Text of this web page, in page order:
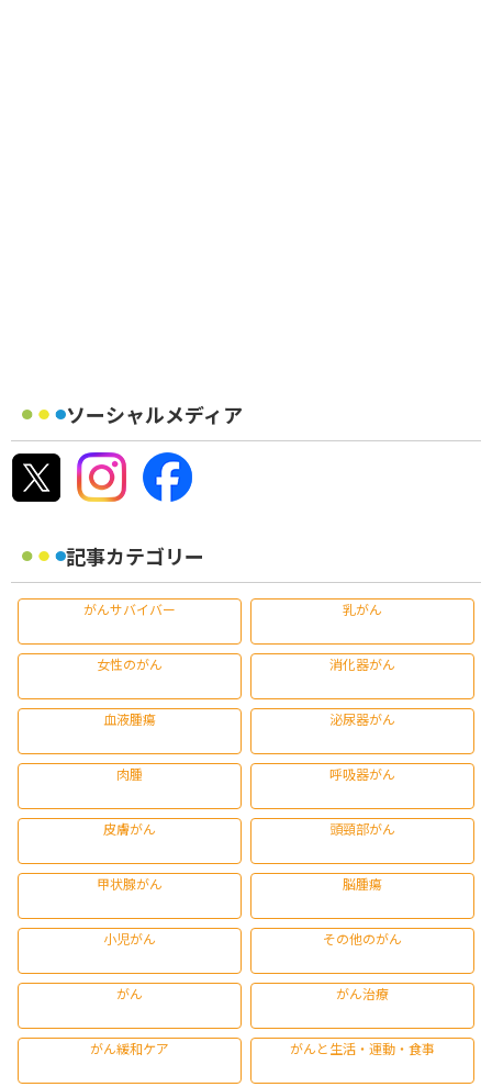
ソーシャルメディア
記事カテゴリー
がんサバイバー 乳がん
女性のがん 消化器がん
血液腫瘍 泌尿器がん
肉腫 呼吸器がん
皮膚がん 頭頸部がん
甲状腺がん 脳腫瘍
小児がん その他のがん
がん がん治療
がん緩和ケア がんと生活・運動・食事